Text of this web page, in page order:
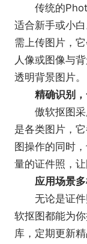
传统的
适合新手或小
需上传图片，
人像或图像与
透明背景图片。
精确识别
傲软抠图采
是各类图片，
图操作的同时
量的证件照，
应用场景
无论是证件
软抠图都能为
库，定期更新